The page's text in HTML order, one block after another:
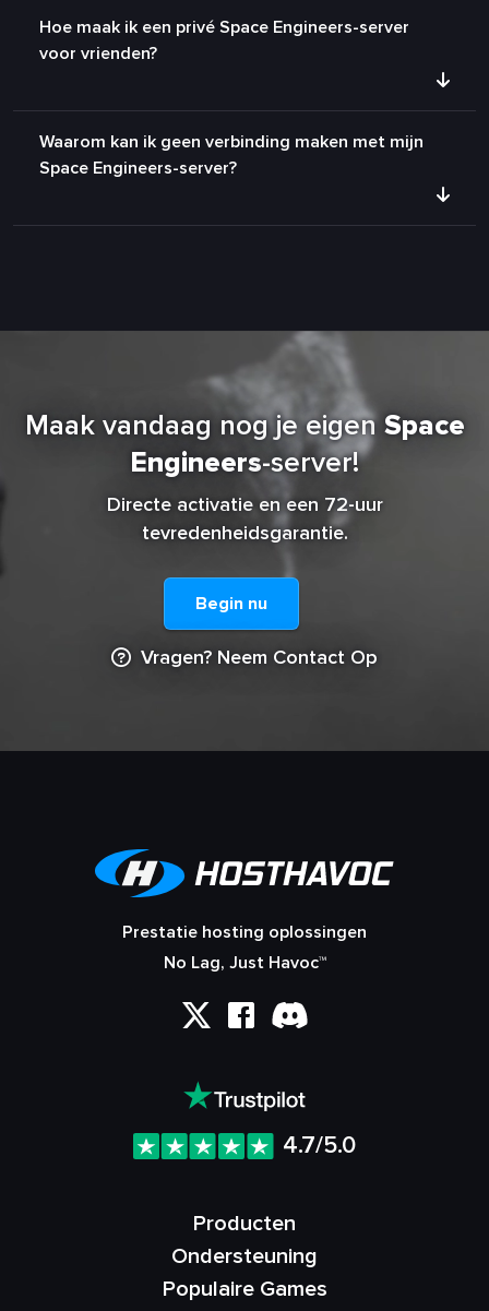
Hoe maak ik een privé Space Engineers-server
voor vrienden?
Waarom kan ik geen verbinding maken met mijn
Space Engineers-server?
Maak vandaag nog je eigen Space
Engineers-server!
Directe activatie en een 72-uur
tevredenheidsgarantie.
Begin nu
Vragen? Neem Contact Op
Prestatie hosting oplossingen
No Lag, Just Havoc™
4.7/5.0
Producten
Ondersteuning
Populaire Games